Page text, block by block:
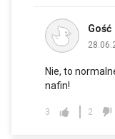
Gość
Nie, to
nafin!
3 2